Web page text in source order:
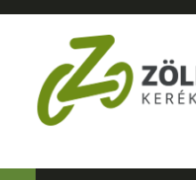
Skip
navigation
Skip
content
Skip
ZÖLD